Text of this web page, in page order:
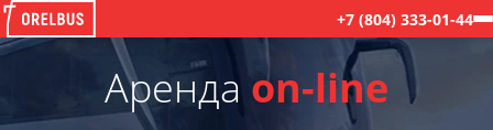
+7 (804) 333-01-44
Аренда on-line